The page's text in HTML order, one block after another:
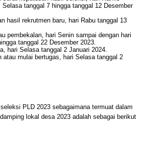
Selasa tanggal 7 hingga tanggal 12 Desember
hasil rekrutmen baru, hari Rabu tanggal 13
pembekalan, hari Senin sampai dengan hari
tanggal 22 Desember 2023.
hari Selasa tanggal 2 Januari 2024.
atau mulai bertugas, hari Selasa tanggal 2
PLD 2023 sebagaimana termuat dalam
lokal desa 2023 adalah sebagai berikut